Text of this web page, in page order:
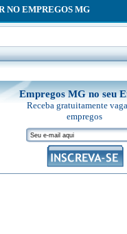
NO EMPREGOS MG
Empregos MG no seu
Receba gratuitamente
empregos